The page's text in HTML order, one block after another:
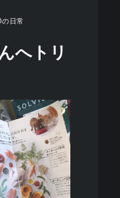
の日常
へトリ